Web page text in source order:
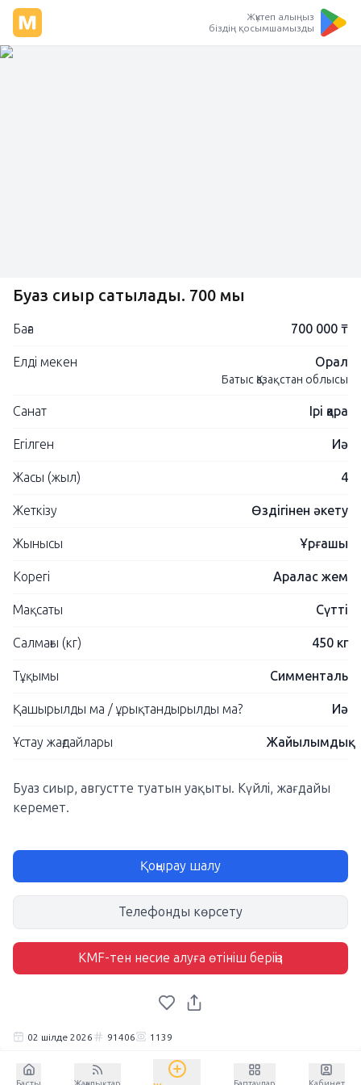
Жүктеп алыңыз
біздің қосымшамызды
Буаз сиыр сатылады. 700 мың
Баға 700 000 ₸
Елді мекен Орал
Батыс Қазақстан облысы
Санат Ірі қара
Егілген Иә
Жасы (жыл) 4
Жеткізу Өздігінен әкету
Жынысы Ұрғашы
Корегі Аралас жем
Мақсаты Сүтті
Салмағы (кг) 450 кг
Тұқымы Симменталь
Қашырылды ма / ұрықтандырылды ма? Иә
Ұстау жағдайлары Жайылымдық
Буаз сиыр, августте туатын уақыты. Күйлі, жағдайы
керемет.
Қоңырау шалу
Телефонды көрсету
KMF-тен несие алуға өтініш беріңіз
02 шілде 2026 91406 1139